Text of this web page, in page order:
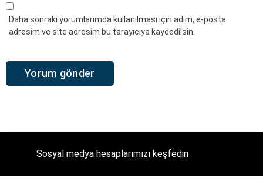
Daha sonraki yorumlarımda kullanılması için adım, e-posta
adresim ve site adresim bu tarayıcıya kaydedilsin.
Sosyal medya hesaplarımızı keşfedin